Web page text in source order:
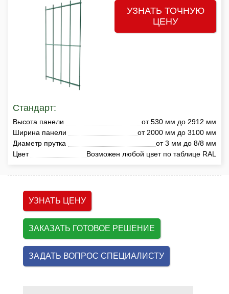
УЗНАТЬ ТОЧНУЮ
ЦЕНУ
Стандарт:
Высота панели
от 530 мм до 2912 мм
Ширина панели
от 2000 мм до 3100 мм
Диаметр прутка
от 3 мм до 8/8 мм
Цвет
Возможен любой цвет по таблице RAL
УЗНАТЬ ЦЕНУ
ЗАКАЗАТЬ ГОТОВОЕ РЕШЕНИЕ
ЗАДАТЬ ВОПРОС СПЕЦИАЛИСТУ